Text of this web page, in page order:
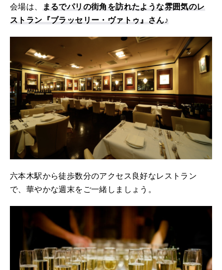
会場は、 まるでパリの街角を訪れたような雰囲気のレ
ストラン『ブラッセリー・ヴァトゥ』さん♪
六本木駅から徒歩数分のアクセス良好なレストラン
で、華やかな週末をご一緒しましょう。